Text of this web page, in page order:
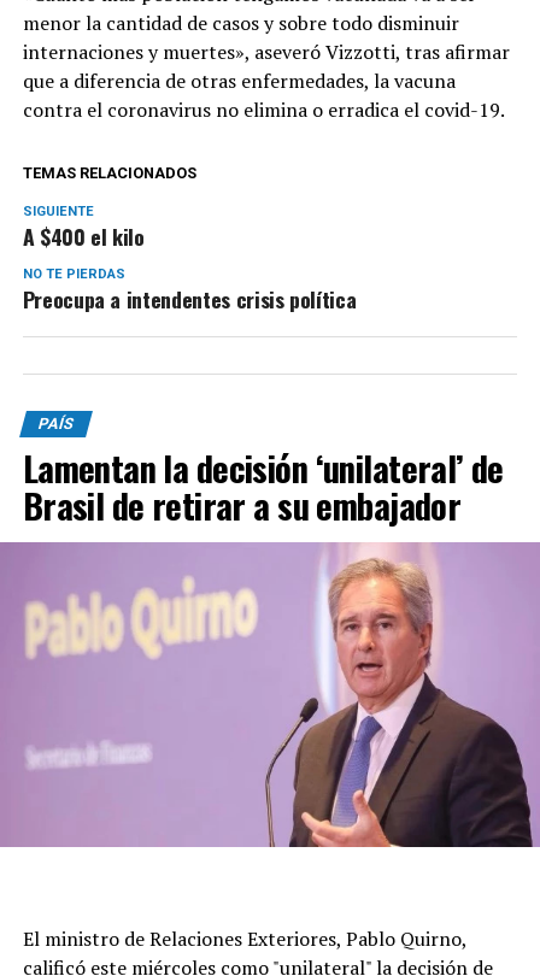
menor la cantidad de casos y sobre todo disminuir
internaciones y muertes», aseveró Vizzotti, tras afirmar
que a diferencia de otras enfermedades, la vacuna
contra el coronavirus no elimina o erradica el covid-19.
TEMAS RELACIONADOS
SIGUIENTE
A $400 el kilo
NO TE PIERDAS
Preocupa a intendentes crisis política
PAÍS
Lamentan la decisión ‘unilateral’ de
Brasil de retirar a su embajador
El ministro de Relaciones Exteriores, Pablo Quirno,
calificó este miércoles como "unilateral" la decisión de